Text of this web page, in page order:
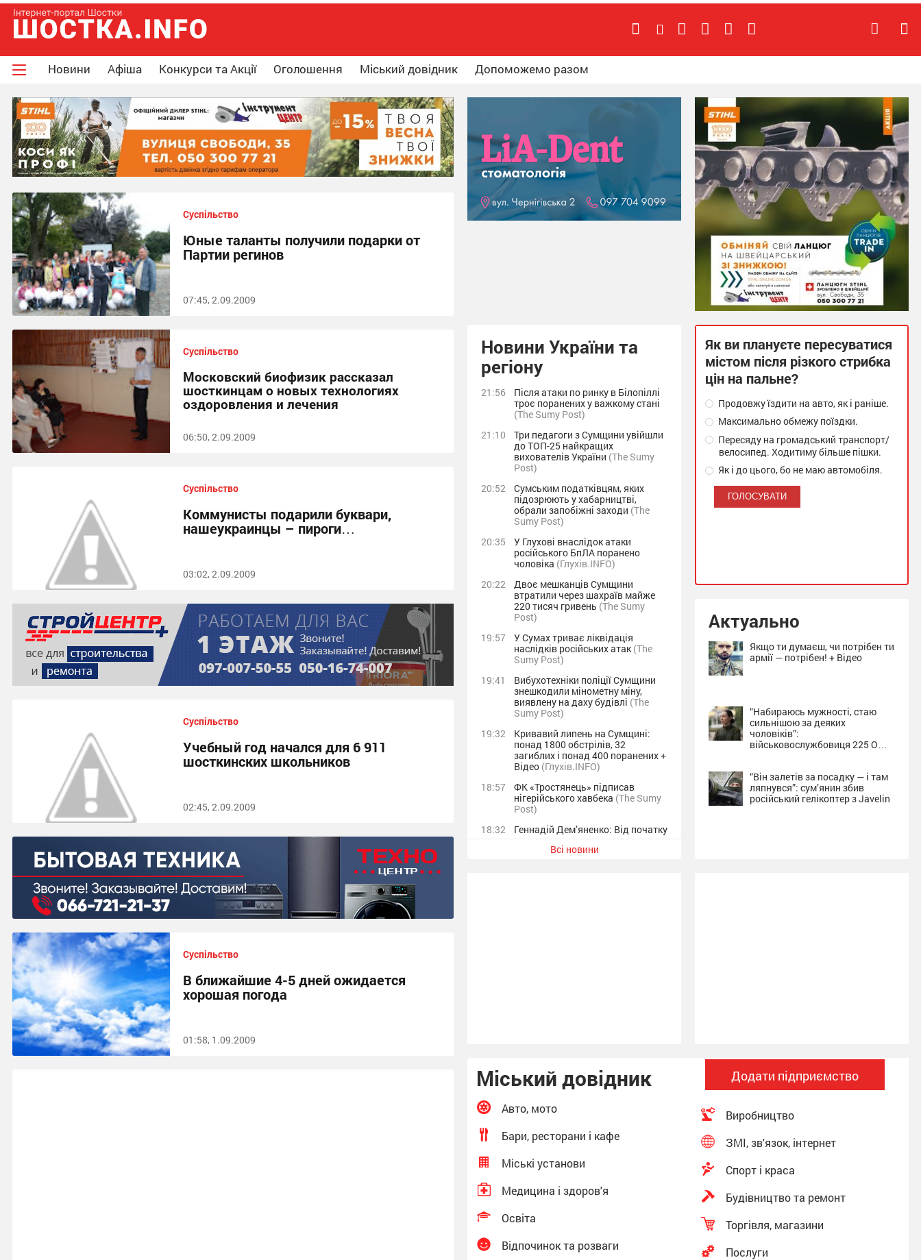
Новини Афіша Конкурси та Акції Оголошення Міський довідник Допоможемо разом
Суспільство
Юные таланты получили подарки от
Партии регинов
07:45, 2.09.2009
Суспільство
Московский биофизик рассказал
шосткинцам о новых технологиях
оздоровления и лечения
06:50, 2.09.2009
Суспільство
Коммунисты подарили буквари,
нашеукраинцы – пироги…
03:02, 2.09.2009
Суспільство
Учебный год начался для 6 911
шосткинских школьников
02:45, 2.09.2009
Суспільство
В ближайшие 4-5 дней ожидается
хорошая погода
01:58, 1.09.2009
Новини України та
регіону
21:56
Після атаки по ринку в Білопіллі
троє поранених у важкому стані
(The Sumy Post)
21:10
Три педагоги з Сумщини увійшли
до ТОП-25 найкращих
вихователів України (The Sumy
Post)
20:52
Сумським податківцям, яких
підозрюють у хабарництві,
обрали запобіжні заходи (The
Sumy Post)
20:35
У Глухові внаслідок атаки
російського БпЛА поранено
чоловіка (Глухів.INFO)
20:22
Двоє мешканців Сумщини
втратили через шахраїв майже
220 тисяч гривень (The Sumy
Post)
19:57
У Сумах триває ліквідація
наслідків російських атак(The
Sumy Post)
19:41
Вибухотехніки поліції Сумщини
знешкодили мінометну міну,
виявлену на даху будівлі (The
Sumy Post)
19:32
Кривавий липень на Сумщині:
понад 1800 обстрілів, 32
загиблих і понад 400 поранених +
Відео (Глухів.INFO)
18:57
ФК «Тростянець» підписав
нігерійського хавбека (The Sumy
Post)
18:32
Геннадій Дем’яненко: Від початку
КАБів, що летіли на Суми
Всі новини
Як ви плануєте пересуватися
містом після різкого стрибка
цін на пальне?
Продовжу їздити на авто, як і раніше.
Максимально обмежу поїздки.
Пересяду на громадський транспорт/
велосипед. Ходитиму більше пішки.
Як і до цього, бо не маю автомобіля.
Актуально
Якщо ти думаєш, чи потрібен ти
армії — потрібен! + Відео
“Набираюсь мужності, стаю
сильнішою за деяких
чоловіків”:
військовослужбовиця 225 ОШП
“Він залетів за посадку — і там
ляпнувся”: сум’янин збив
російський гелікоптер з Javelin
Міський довідник
Авто, мото
Бари, ресторани і кафе
Міські установи
Медицина і здоров'я
Освіта
Відпочинок та розваги
Додати підприємство
Виробництво
ЗМІ, зв'язок, інтернет
Спорт і краса
Будівництво та ремонт
Торгівля, магазини
Послуги